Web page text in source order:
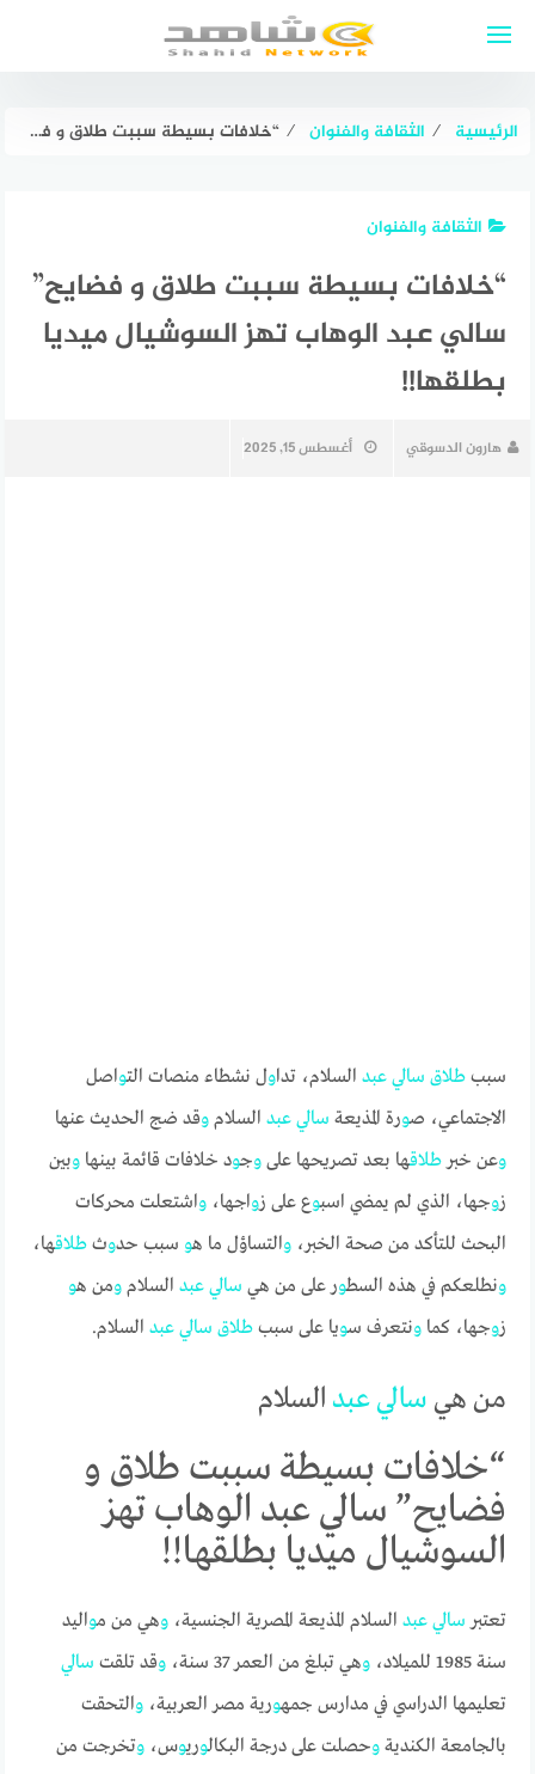
الرئيسية ⁄ الثقافة والفنوان ⁄ “خلافات بسيطة سببت طلاق و فضايح” سالي عبد الوهاب تهز السوشيال ميديا بطلقها!!
الثقافة والفنوان
“خلافات بسيطة سببت طلاق و فضايح”
سالي عبد الوهاب تهز السوشيال ميديا
بطلقها!!
هارون الدسوقي أغسطس 15, 2025
سببطلاق سالي عبد السلام، تداول نشطاء منصات التواصل
الاجتماعي، صورة المذيعة سالي عبد السلاموقد ضج الحديث عنها
وعن خبرطلاقها بعد تصريحها علىوجود خلافات قائمة بينهاوبين
زوجها، الذي لم يمضي اسبوع على زواجها،واشتعلت محركات
البحث للتأكد من صحة الخبر،والتساؤل ما هو سبب حدوثطلاقها،
ونطلعكم في هذه السطور على من هي سالي عبد السلامومن هو
زوجها، كماونتعرف سويا على سببطلاق سالي عبد السلام.
من هي ساليعبد السلام
“خلافات بسيطة سببت طلاق و
فضايح” سالي عبد الوهاب تهز
السوشيال ميديا بطلقها!!
تعتبر سالي عبد السلام المذيعة المصرية الجنسية،وهي من مواليد
سنة 1985 للميلاد،
وهي تبلغ من العمر 37 سنة، وقد تلقت سالي
تعليمها الدراسي في مدارس جمهورية مصر العربية،والتحقت
بالجامعة الكنديةوحصلت على درجة البكالوريوس،وتخرجت من